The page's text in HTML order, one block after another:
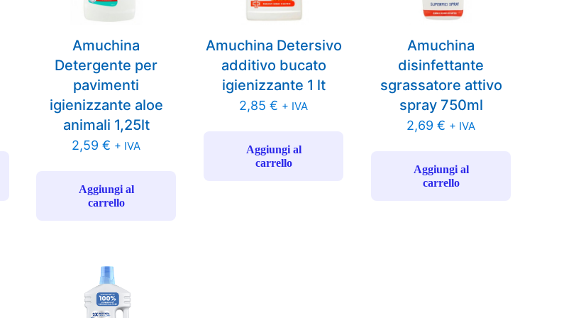
Amuchina
Detergente per
pavimenti
igienizzante aloe
animali 1,25lt
2,59€ + IVA
Aggiungi al
carrello
Amuchina Detersivo
additivo bucato
igienizzante 1 lt
2,85€ + IVA
Aggiungi al
carrello
Amuchina
disinfettante
sgrassatore attivo
spray 750ml
2,69€ + IVA
Aggiungi al
carrello